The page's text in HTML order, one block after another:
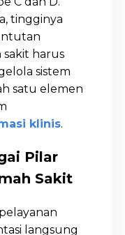
tingginya
harus
sistem
satu elemen
klinis.
Pilar
Sakit
langsung